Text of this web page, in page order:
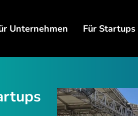
Unternehmen Für Startups